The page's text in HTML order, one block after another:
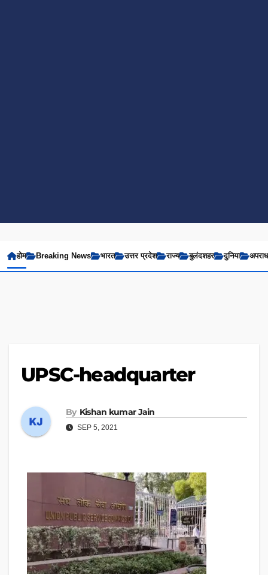
होम Breaking News भारत उत्तर प्रदेश राज्य बुलंदशहर दुनिया अपराध
UPSC-headquarter
By Kishan kumar Jain
SEP 5, 2021